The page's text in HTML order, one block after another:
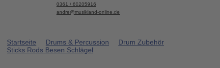
0361 / 60205916
andre@musikland-online.de
Startseite Drums & Percussion
Drum Zubehör
Sticks Rods Besen Schlägel